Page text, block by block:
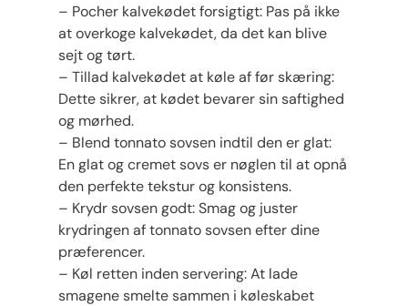
– Pocher kalvekødet forsigtigt: Pas på ikke
at overkoge kalvekødet, da det kan blive
sejt og tørt.
– Tillad kalvekødet at køle af før skæring:
Dette sikrer, at kødet bevarer sin saftighed
og mørhed.
– Blend tonnato sovsen indtil den er glat:
En glat og cremet sovs er nøglen til at opnå
den perfekte tekstur og konsistens.
– Krydr sovsen godt: Smag og juster
krydringen af tonnato sovsen efter dine
præferencer.
– Køl retten inden servering: At lade
smagene smelte sammen i køleskabet